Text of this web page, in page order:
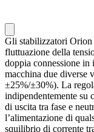
Gli stabilizzatori
fluttuazione della
doppia connessione in
macchina due diverse
±25%/±30%). La
indipendentemente su
di uscita tra fase e
l’alimentazione di
squilibrio di corrente